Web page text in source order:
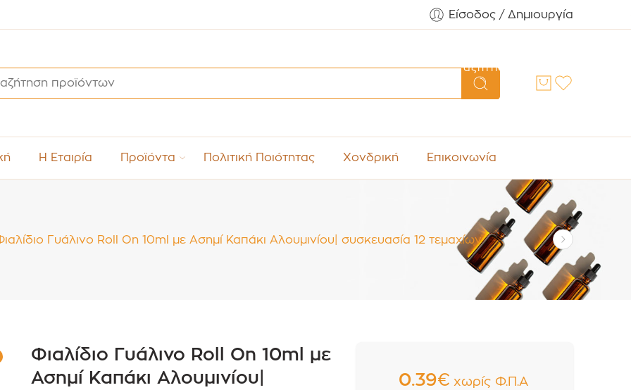
Είσοδος / Δημιουργία
Αναζήτηση
Η Εταιρία Προϊόντα Πολιτική Ποιότητας Χονδρική Επικοινωνία
Γυάλινο Roll On 10ml με Ασημί Καπάκι Αλουμινίου| συσκευασία 12 τεμαχίων
Φιαλίδιο Γυάλινο Roll On 10ml με
Ασημί Καπάκι Αλουμινίου|
0.39€ χωρίς Φ.Π.Α